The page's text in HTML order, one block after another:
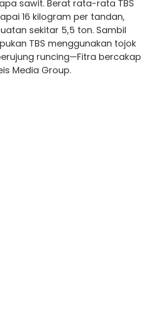
sawit. Berat rata-rata TBS
16 kilogram per tandan,
sekitar 5,5 ton. Sambil
TBS menggunakan tojok
runcing—Fitra bercakap
Media Group.